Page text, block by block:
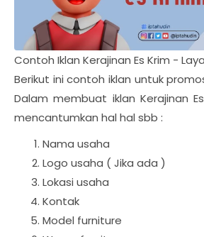
Contoh Iklan Kerajinan Es Krim -
Berikut ini contoh iklan untuk
Dalam membuat iklan Kerajinan
mencantumkan hal hal sbb :
Nama usaha
Logo usaha ( Jika ada )
Lokasi usaha
Kontak
Model furniture